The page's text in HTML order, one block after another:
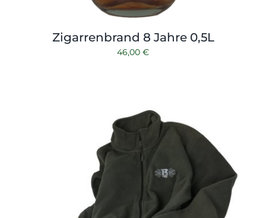
Zigarrenbrand 8 Jahre 0,5L
46,00 €